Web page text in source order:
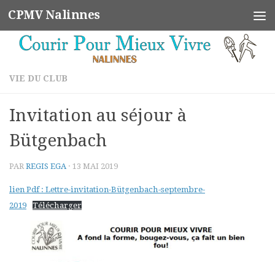
Skip to content
CPMV Nalinnes
VIE DU CLUB
Invitation au séjour à
Bütgenbach
PAR REGIS EGA · 13 MAI 2019
lien Pdf : Lettre-invitation-Bütgenbach-septembre-
2019
Télécharger